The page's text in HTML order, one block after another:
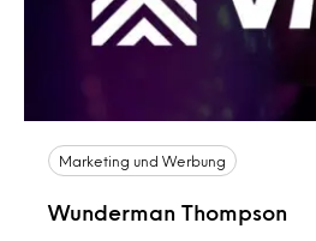
Marketing und Werbung
Wunderman Thompson